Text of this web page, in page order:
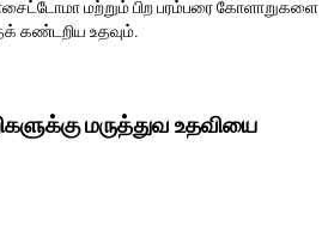
மற்றும் பிற பரம்பரை கோளாறுகளை
கண்டறிய உதவும்.
மருத்துவ உதவியை